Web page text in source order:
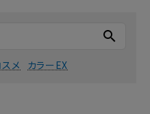
search
スメ カラーEX